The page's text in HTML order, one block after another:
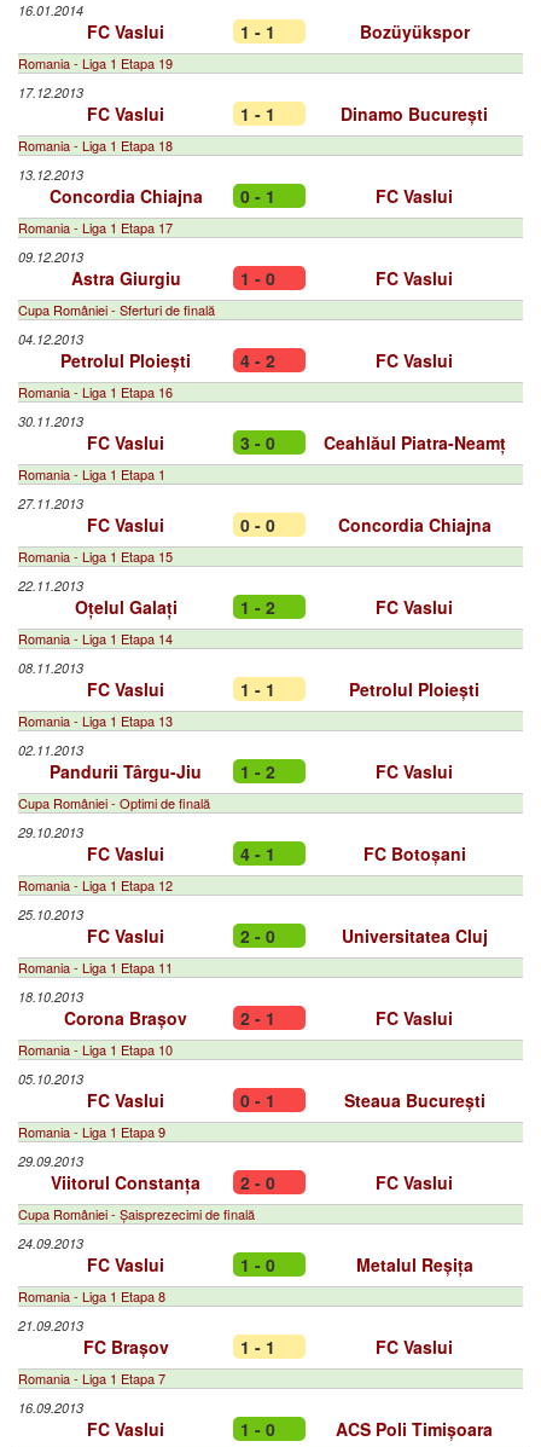
16.01.2014
FC Vaslui 1 - 1 Bozüyükspor
Romania - Liga 1 Etapa 19
17.12.2013
FC Vaslui 1 - 1 Dinamo București
Romania - Liga 1 Etapa 18
13.12.2013
Concordia Chiajna 0 - 1 FC Vaslui
Romania - Liga 1 Etapa 17
09.12.2013
Astra Giurgiu 1 - 0 FC Vaslui
Cupa României - Sferturi de finală
04.12.2013
Petrolul Ploiești 4 - 2 FC Vaslui
Romania - Liga 1 Etapa 16
30.11.2013
FC Vaslui 3 - 0 Ceahlăul Piatra-Neamț
Romania - Liga 1 Etapa 1
27.11.2013
FC Vaslui 0 - 0 Concordia Chiajna
Romania - Liga 1 Etapa 15
22.11.2013
Oțelul Galați 1 - 2 FC Vaslui
Romania - Liga 1 Etapa 14
08.11.2013
FC Vaslui 1 - 1 Petrolul Ploiești
Romania - Liga 1 Etapa 13
02.11.2013
Pandurii Târgu-Jiu 1 - 2 FC Vaslui
Cupa României - Optimi de finală
29.10.2013
FC Vaslui 4 - 1 FC Botoșani
Romania - Liga 1 Etapa 12
25.10.2013
FC Vaslui 2 - 0 Universitatea Cluj
Romania - Liga 1 Etapa 11
18.10.2013
Corona Brașov 2 - 1 FC Vaslui
Romania - Liga 1 Etapa 10
05.10.2013
FC Vaslui 0 - 1 Steaua București
Romania - Liga 1 Etapa 9
29.09.2013
Viitorul Constanța 2 - 0 FC Vaslui
Cupa României - Șaisprezecimi de finală
24.09.2013
FC Vaslui 1 - 0 Metalul Reșița
Romania - Liga 1 Etapa 8
21.09.2013
FC Brașov 1 - 1 FC Vaslui
Romania - Liga 1 Etapa 7
16.09.2013
FC Vaslui 1 - 0 ACS Poli Timișoara